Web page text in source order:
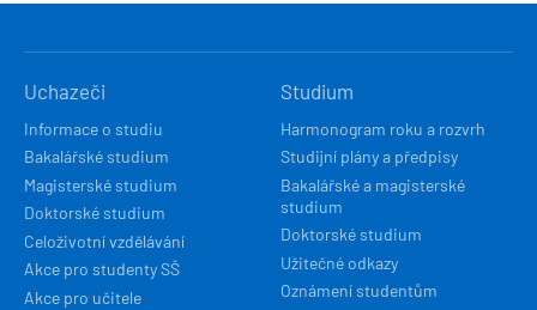
NAVIGACE
Uchazeči
Informace o studiu
Bakalářské studium
Magisterské studium
Doktorské studium
Celoživotní vzdělávání
Akce pro studenty SŠ
Akce pro učitele
Studium
Harmonogram roku a rozvrh
Studijní plány a předpisy
Bakalářské a magisterské
studium
Doktorské studium
Užitečné odkazy
Oznámení studentům